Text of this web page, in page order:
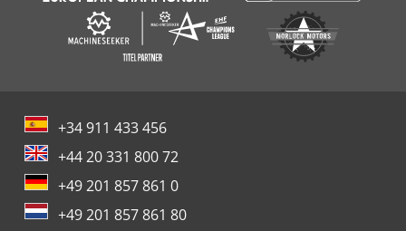
+34 911 433 456
+44 20 331 800 72
+49 201 857 861 0
+49 201 857 861 80